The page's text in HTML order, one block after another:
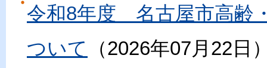
令和8年度 名古屋市高齢
ついて
2026年07月22日